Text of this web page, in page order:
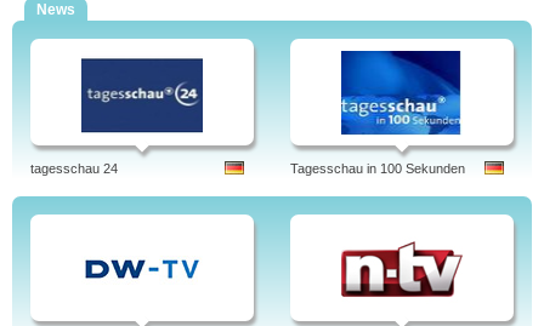
News
tagesschau 24 Tagesschau in 100 Sekunden